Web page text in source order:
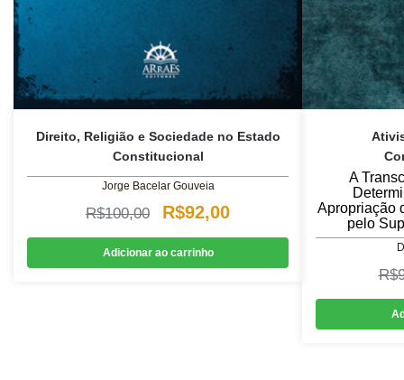
Direito, Religião e Sociedade no Estado
Constitucional
Jorge Bacelar Gouveia
R$100,00
O
preço
original
R$92,00O
preço
atual
Adicionar ao carrinho
A
Apropriação
pelo
R$